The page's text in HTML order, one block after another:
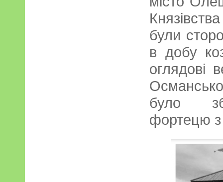
були
в добу
оглядові
було
фортецю